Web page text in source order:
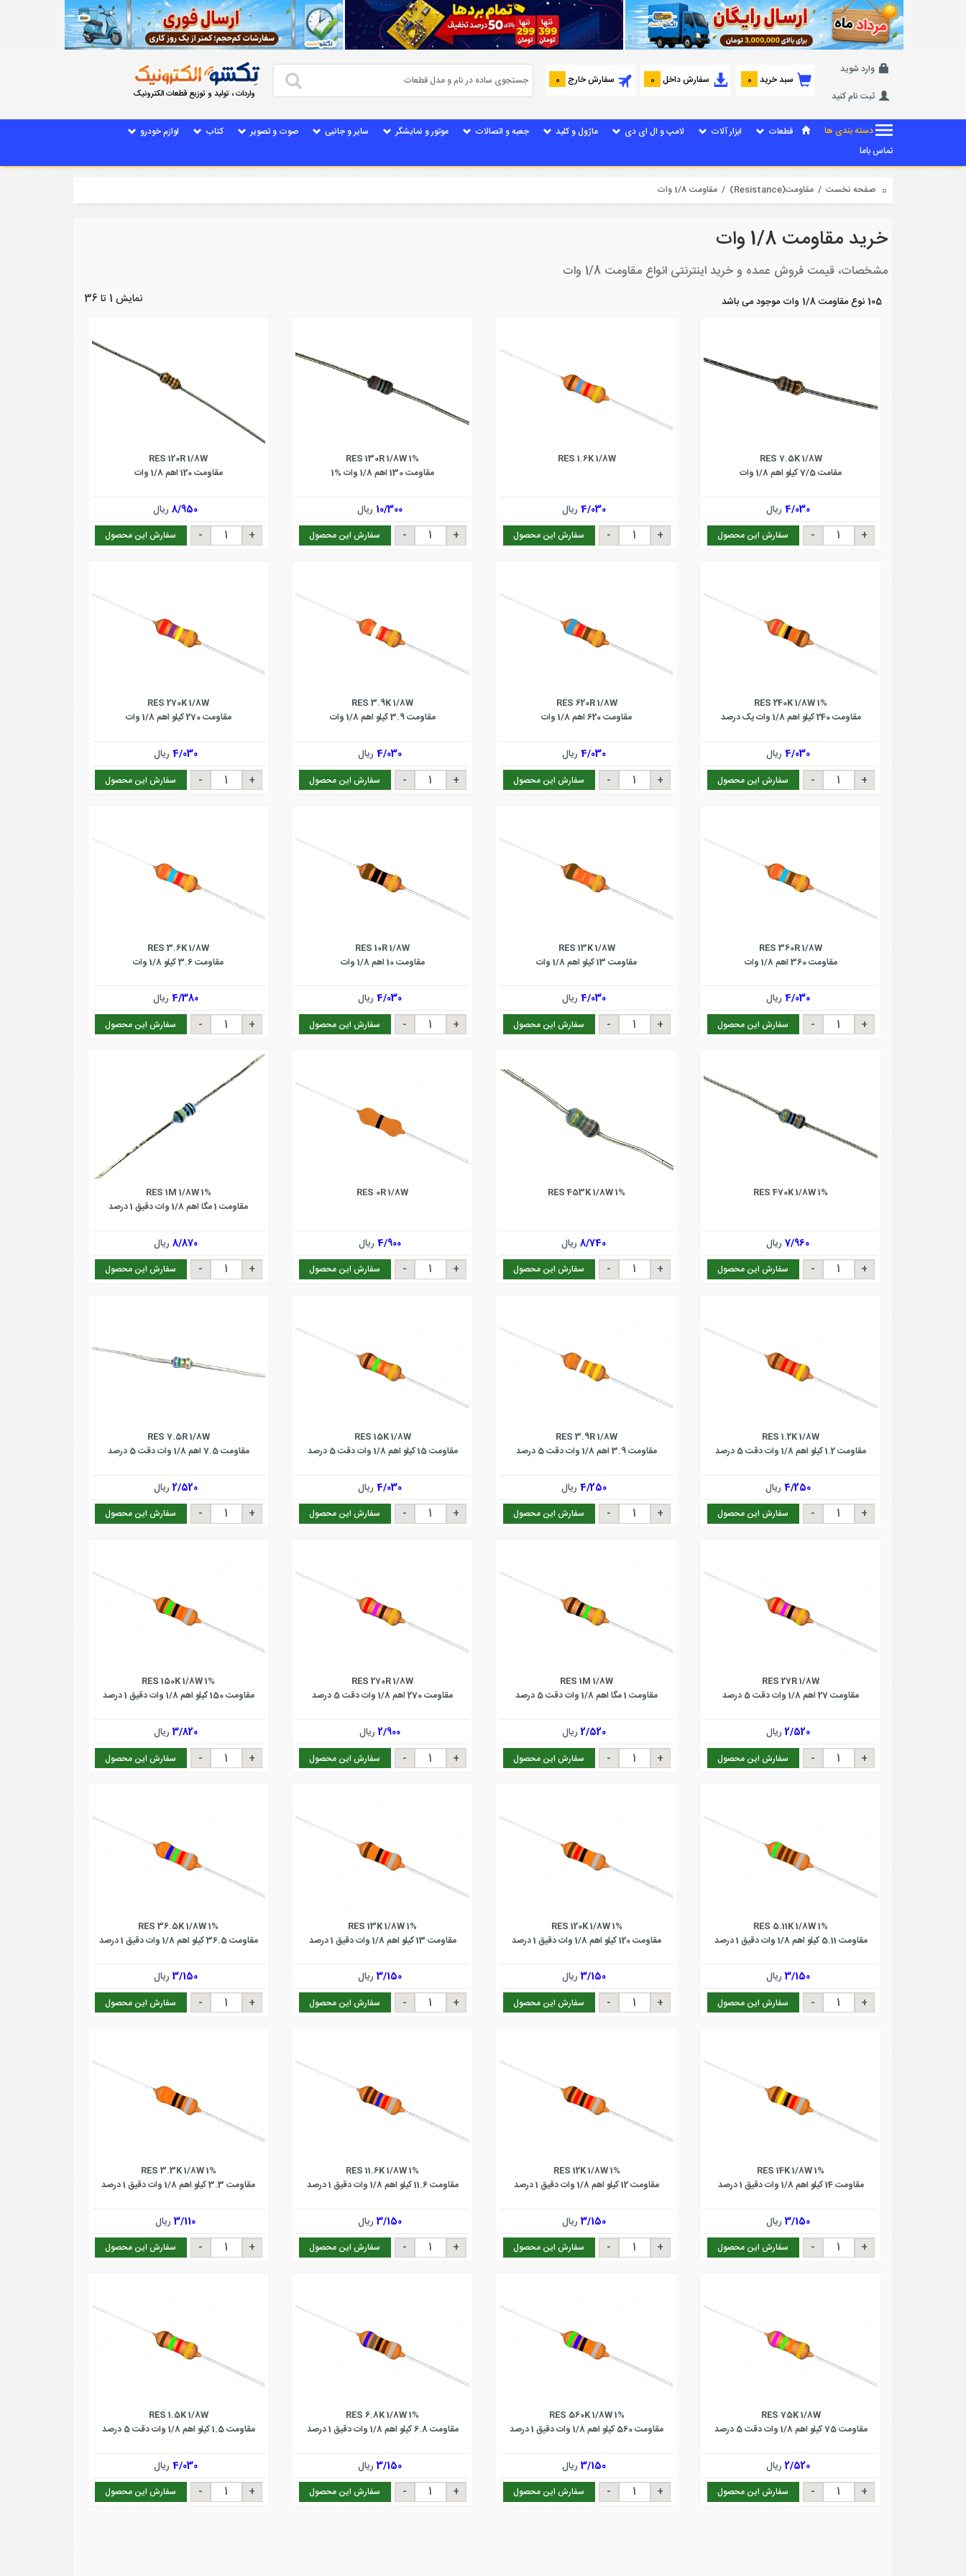
وارد شوید
ثبت نام کنید
سبد خرید 0 سفارش داخل 0 سفارش خارج 0
واردات ، تولید و توزیع قطعات الکترونیک
دسته بندی ها قطعات ابزار آلات لامپ و ال ای دی ماژول و کلید جعبه و اتصالات موتور و نمایشگر سایر و جانبی صوت و تصویر کتاب
لوازم خودرو
تماس باما
صفحه نخست / مقاومت(Resistance) / مقاومت 1/8 وات
خرید مقاومت 1/8 وات
مشخصات، قیمت فروش عمده و خرید اینترنتی انواع مقاومت 1/8 وات
105 نوع مقاومت 1/8 وات موجود می باشد نمایش 1 تا 36
RES 7.5K 1/8W
مقامت 7/5 کیلو اهم 1/8 وات
4/030 ریال
سفارش این محصول
RES 1.6K 1/8W
4/030 ریال
سفارش این محصول
RES 130R 1/8W 1%
مقاومت 130 اهم 1/8 وات %1
10/300 ریال
سفارش این محصول
RES 120R 1/8W
مقاومت 120 اهم 1/8 وات
8/950ریال
سفارش این محصول
RES 240K 1/8W 1%
مقاومت 240 کیلو اهم 1/8 وات یک درصد
4/030 ریال
سفارش این محصول
RES 620R 1/8W
مقاومت 620 اهم 1/8 وات
4/030 ریال
سفارش این محصول
RES 3.9K 1/8W
مقاومت 3.9 کیلو اهم 1/8 وات
4/030 ریال
سفارش این محصول
RES 270K 1/8W
مقاومت 270 کیلو اهم 1/8 وات
4/030 ریال
سفارش این محصول
RES 360R 1/8W
مقاومت 360 اهم 1/8 وات
4/030 ریال
سفارش این محصول
RES 13K 1/8W
مقاومت 13 کیلو اهم 1/8 وات
4/030 ریال
سفارش این محصول
RES 10R 1/8W
مقاومت 10 اهم 1/8 وات
4/030 ریال
سفارش این محصول
RES 3.6K 1/8W
مقاومت 3.6 کیلو 1/8 وات
4/380 ریال
سفارش این محصول
RES 470K 1/8W 1%
7/960ریال
سفارش این محصول
RES 453K 1/8W 1%
8/740ریال
سفارش این محصول
RES 0R 1/8W
4/900 ریال
سفارش این محصول
RES 1M 1/8W 1%
مقاومت 1 مگا اهم 1/8 وات دقیق 1 درصد
8/870 ریال
سفارش این محصول
RES 1.2K 1/8W
مقاومت 1.2 کیلو اهم 1/8 وات دقت 5 درصد
4/250 ریال
سفارش این محصول
RES 3.9R 1/8W
مقاومت 3.9 اهم 1/8 وات دقت 5 درصد
4/250 ریال
سفارش این محصول
RES 15K 1/8W
مقاومت 15 کیلو اهم 1/8 وات دقت 5 درصد
4/030 ریال
سفارش این محصول
RES 7.5R 1/8W
مقاومت 7.5 اهم 1/8 وات دقت 5 درصد
2/520ریال
سفارش این محصول
RES 27R 1/8W
مقاومت 27 اهم 1/8 وات دقت 5 درصد
2/520ریال
سفارش این محصول
RES 1M 1/8W
مقاومت 1 مگا اهم 1/8 وات دقت 5 درصد
2/520ریال
سفارش این محصول
RES 270R 1/8W
مقاومت 270 اهم 1/8 وات دقت 5 درصد
2/900ریال
سفارش این محصول
RES 150K 1/8W 1%
مقاومت 150 کیلو اهم 1/8 وات دقیق 1 درصد
3/820ریال
سفارش این محصول
RES 5.11K 1/8W 1%
مقاومت 5.11 کیلو اهم 1/8 وات دقیق 1 درصد
3/150ریال
سفارش این محصول
RES 120K 1/8W 1%
مقاومت 120 کیلو اهم 1/8 وات دقیق 1 درصد
3/150ریال
سفارش این محصول
RES 13K 1/8W 1%
مقاومت 13 کیلو اهم 1/8 وات دقیق 1 درصد
3/150ریال
سفارش این محصول
RES 36.5K 1/8W 1%
مقاومت 36.5 کیلو اهم 1/8 وات دقیق 1 درصد
3/150ریال
سفارش این محصول
RES 14K 1/8W 1%
مقاومت 14 کیلو اهم 1/8 وات دقیق 1 درصد
3/150ریال
سفارش این محصول
RES 12K 1/8W 1%
مقاومت 12 کیلو اهم 1/8 وات دقیق 1 درصد
3/150ریال
سفارش این محصول
RES 11.6K 1/8W 1%
مقاومت 11.6 کیلو اهم 1/8 وات دقیق 1 درصد
3/150ریال
سفارش این محصول
RES 3.3K 1/8W 1%
مقاومت 3.3 کیلو اهم 1/8 وات دقیق 1 درصد
3/110ریال
سفارش این محصول
RES 75K 1/8W
مقاومت 75 کیلو اهم 1/8 وات دقت 5 درصد
2/520ریال
سفارش این محصول
RES 560K 1/8W 1%
مقاومت 560 کیلو اهم 1/8 وات دقیق 1 درصد
3/150ریال
سفارش این محصول
RES 6.8K 1/8W 1%
مقاومت 6.8 کیلو اهم 1/8 وات دقیق 1 درصد
3/150ریال
سفارش این محصول
RES 1.5K 1/8W
مقاومت 1.5 کیلو اهم 1/8 وات دقت 5 درصد
4/030 ریال
سفارش این محصول